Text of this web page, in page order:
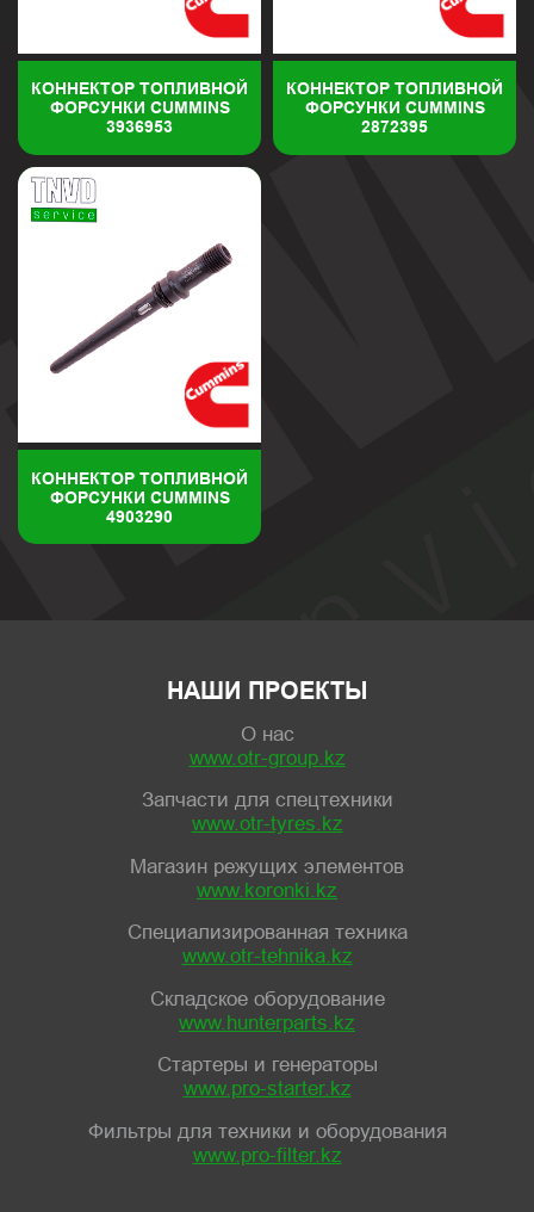
КОННЕКТОР ТОПЛИВНОЙ
ФОРСУНКИ CUMMINS
3936953
КОННЕКТОР ТОПЛИВНОЙ
ФОРСУНКИ CUMMINS
2872395
КОННЕКТОР ТОПЛИВНОЙ
ФОРСУНКИ CUMMINS
4903290
НАШИ ПРОЕКТЫ
О нас
www.otr-group.kz
Запчасти для спецтехники
www.otr-tyres.kz
Магазин режущих элементов
www.koronki.kz
Специализированная техника
www.otr-tehnika.kz
Складское оборудование
www.hunterparts.kz
Стартеры и генераторы
www.pro-starter.kz
Фильтры для техники и оборудования
www.pro-filter.kz